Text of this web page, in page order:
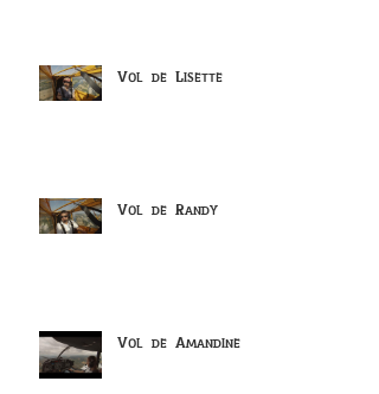
Vol de Lisette
Vol de Randy
Vol de Amandine